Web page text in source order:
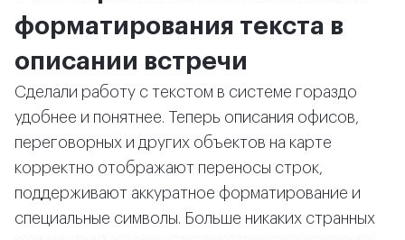
форматирования текста в
описании встречи
Сделали работу с текстом в системе гораздо
удобнее и понятнее. Теперь описания офисов,
переговорных и других объектов на карте
корректно отображают переносы строк,
поддерживают аккуратное форматирование и
специальные символы. Больше никаких странных